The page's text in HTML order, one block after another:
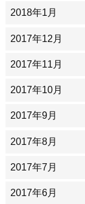
2018年1月
2017年12月
2017年11月
2017年10月
2017年9月
2017年8月
2017年7月
2017年6月